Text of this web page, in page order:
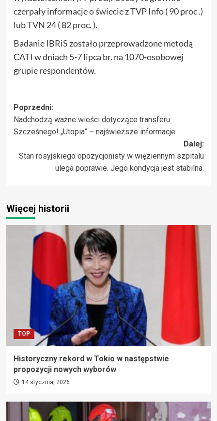
czerpały informacje o świecie z TVP Info ( 90 proc .)
lub TVN 24 ( 82 proc. ).
Badanie IBRiS zostało przeprowadzone metodą
CATI w dniach 5-7 lipca br. na 1070-osobowej
grupie respondentów.
Zobacz
wpisy
Poprzedni:
Nadchodzą ważne wieści dotyczące transferu
Szcześnego! „Utopia” – najświeższe informacje
Dalej:
Stan rosyjskiego opozycjonisty w więziennym szpitalu
ulega poprawie. Jego kondycja jest stabilna.
Więcej historii
TOP
Historyczny rekord w Tokio w następstwie
propozycji nowych wyborów
14 stycznia, 2026